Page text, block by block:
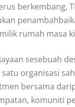
berkembang,
rumah masa
sesebuah
organisasi
bersama
komuniti